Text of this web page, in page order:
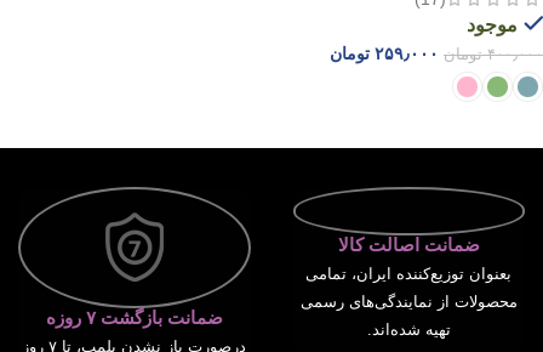
موجود
۴۰۰٫۰۰۰ تومان ۲۵۹٫۰۰۰ تومان
ضمانت اصالت کالا
بعنوان توزیع‌کننده ایران، تمامی
محصولات از نمایندگی‌های رسمی
تهیه شده‌اند.
ضمانت بازگشت ۷ روزه
درصورت باز نشدن پلمپ، تا ۷ روز